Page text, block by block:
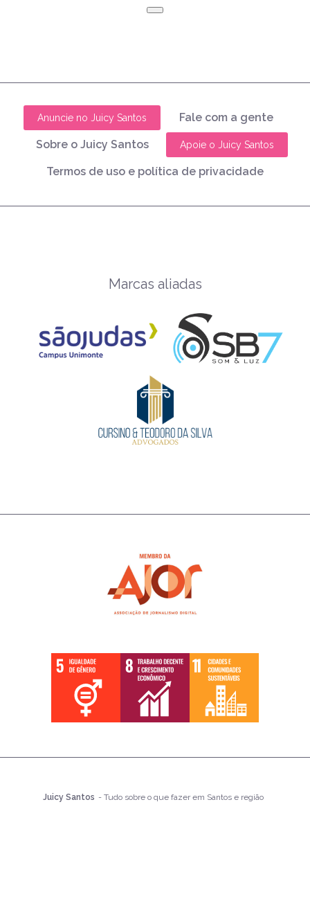
Anuncie no Juicy Santos Fale com a gente
Sobre o Juicy Santos Apoie o Juicy Santos
Termos de uso e política de privacidade
Marcas aliadas
Juicy Santos - Tudo sobre o que fazer em Santos e região